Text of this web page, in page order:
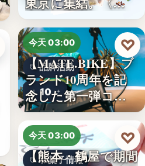
今天 03:00
品牌活動
10
【MATE.BIKE】ブ
ランド10周年を記
念した第一弾コ…
♡
今天 03:00
和菓子情報
【熊本・鶴屋で期間
♡